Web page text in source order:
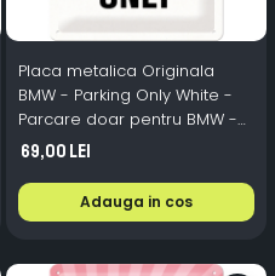
Placa metalica Originala
BMW - Parking Only White -
Parcare doar pentru BMW -
pe alb, 20x30 cm
69,00 Lei
Adauga in cos